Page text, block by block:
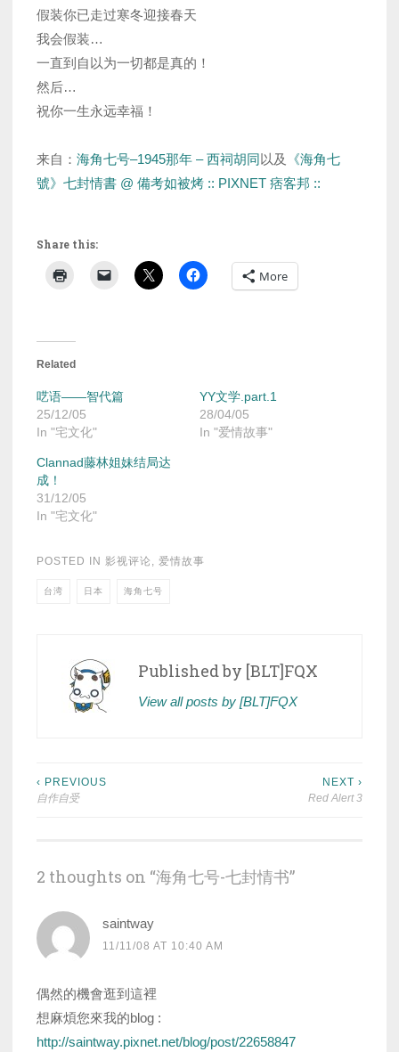
假装你已走过寒冬迎接春天
我会假装…
一直到自以为一切都是真的！
然后…
祝你一生永远幸福！
来自： 海角七号–1945那年 – 西祠胡同以及
《海角七
號》七封情書 @ 備考如被烤 :: PIXNET 痞客邦 ::
Share this:
More
Related
呓语——智代篇
25/12/05
In "宅文化"
YY文学.part.1
28/04/05
In "爱情故事"
Clannad藤林姐妹结局达
成！
31/12/05
In "宅文化"
POSTED IN 影视评论 , 爱情故事
台湾 日本 海角七号
Published by [BLT]FQX
View all posts by [BLT]FQX
Post
‹ PREVIOUS
自作自受
NEXT ›
Red Alert 3
2 thoughts on “海角七号-七封情书”
saintway
11/11/08 AT 10:40 AM
偶然的機會逛到這裡
想麻煩您來我的blog :
http://saintway.pixnet.net/blog/post/22658847